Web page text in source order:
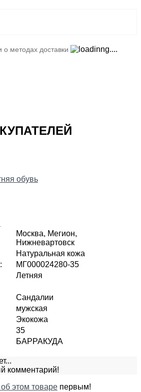
методах доставки
обувь
Москва, Мегион,
Нижневартовск
Натуральная кожа
:
МГ000024280-35
Летняя
Сандалии
мужская
Экокожа
35
БАРРАКУДА
комментарий!
этом товаре первым!